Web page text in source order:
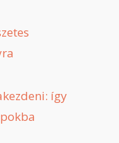
így